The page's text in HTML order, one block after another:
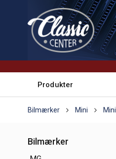
Produkter
Bilmærker Mini Mini
Bilmærker